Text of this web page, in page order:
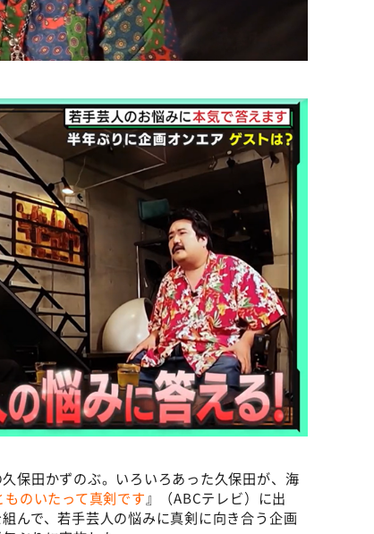
保田かずのぶ。いろいろあった久保田が、海
ものいたって真剣です 』（ABCテレビ）に出
んで、若手芸人の悩みに真剣に向き合う企画